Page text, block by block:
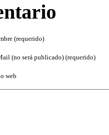
(requerido)
(no será publicado) (requerido)
web